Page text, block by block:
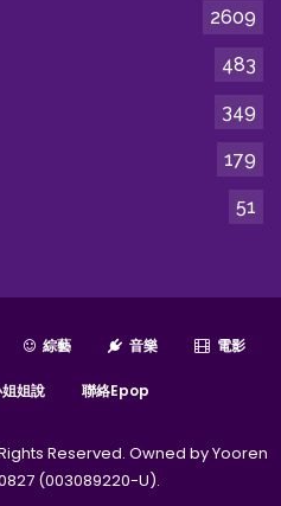
2609
483
349
179
51
綜藝 音樂 電影
姐說 聯絡epop
Reserved. Owned by Yooren
(003089220-U).